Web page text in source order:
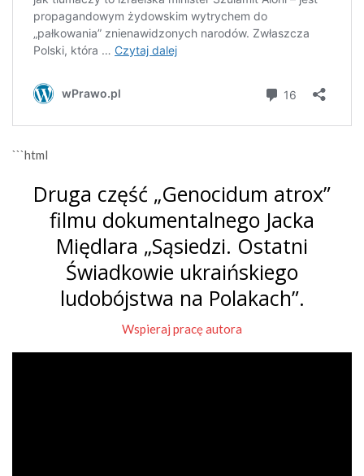
```html
Druga część „Genocidum atrox”
filmu dokumentalnego Jacka
Międlara „Sąsiedzi. Ostatni
Świadkowie ukraińskiego
ludobójstwa na Polakach”.
Wspieraj pracę autora